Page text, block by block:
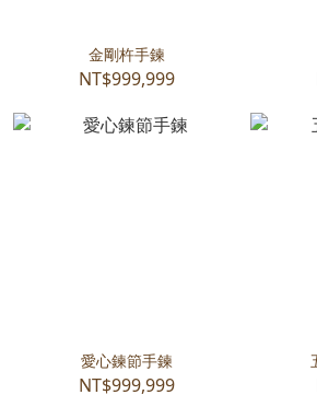
金剛杵手鍊
NT$999,999
愛心鍊節手鍊
NT$999,999